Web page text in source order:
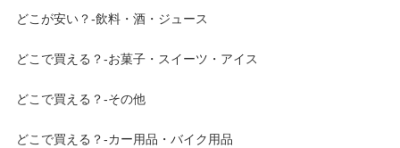
どこが安い？-飲料・酒・ジュース
どこで買える？-お菓子・スイーツ・アイス
どこで買える？-その他
どこで買える？-カー用品・バイク用品